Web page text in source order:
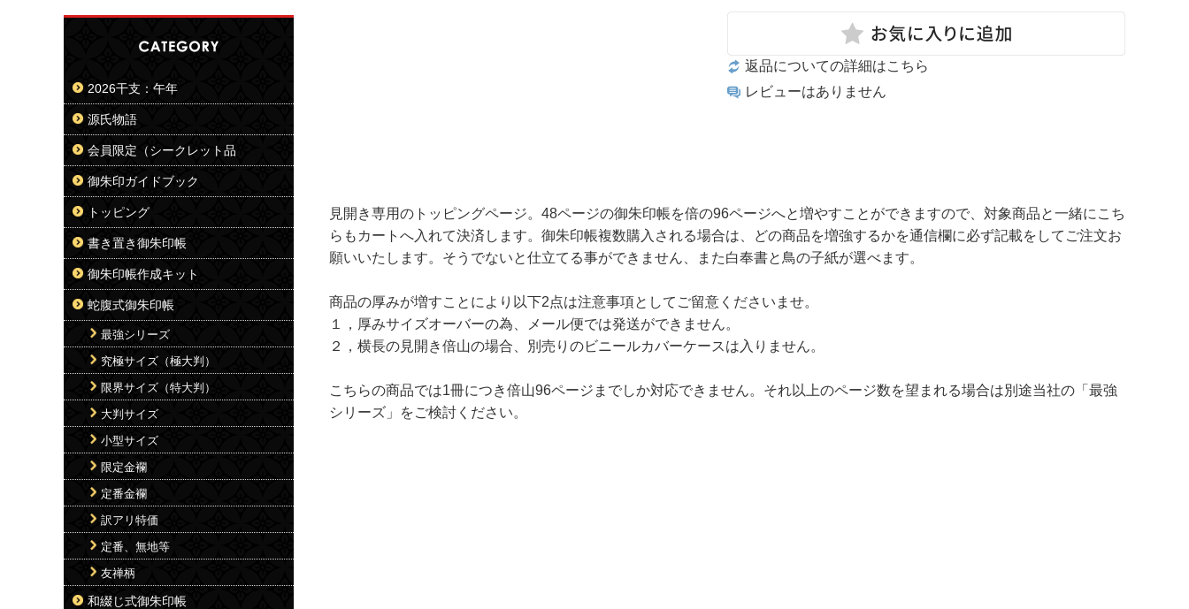
返品についての詳細はこちら
レビューはありません
見開き専用のトッピングページ。48ページの御朱印帳を倍の96ページへと増やすことができますので、対象商品と一緒にこち
らもカートへ入れて決済します。御朱印帳複数購入される場合は、どの商品を増強するかを通信欄に必ず記載をしてご注文お
願いいたします。そうでないと仕立てる事ができません、また白奉書と鳥の子紙が選べます。
商品の厚みが増すことにより以下2点は注意事項としてご留意くださいませ。
１，厚みサイズオーバーの為、メール便では発送ができません。
２，横長の見開き倍山の場合、別売りのビニールカバーケースは入りません。
こちらの商品では1冊につき倍山96ページまでしか対応できません。それ以上のページ数を望まれる場合は別途当社の「最強
シリーズ」をご検討ください。
2026干支：午年
源氏物語
会員限定（シークレット品
御朱印ガイドブック
トッピング
書き置き御朱印帳
御朱印帳作成キット
蛇腹式御朱印帳
最強シリーズ
究極サイズ（極大判）
限界サイズ（特大判）
大判サイズ
小型サイズ
限定金襴
定番金襴
訳アリ特価
定番、無地等
友禅柄
和綴じ式御朱印帳